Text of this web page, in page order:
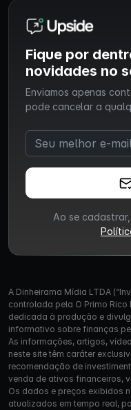
Fique por
novidades no
Enviamos apenas
pode cancelar a
Ao se
A Dinheirama Mídia LTDA
controlada pela O Primo
dedicada à produção e
informativo sobre finanças
As informações, artigos,
neste site têm caráter
recomendação de
venda de ativos financeiros,
Os dados e preços exibidos
atualizados em tempo real,